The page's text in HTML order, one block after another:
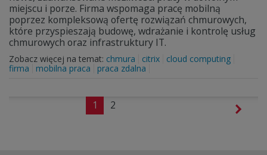
miejscu i porze. Firma wspomaga pracę mobilną
poprzez kompleksową ofertę rozwiązań chmurowych,
które przyspieszają budowę, wdrażanie i kontrolę usług
chmurowych oraz infrastruktury IT.
Zobacz więcej na temat: chmura citrix
cloud computing
firma
mobilna praca praca zdalna
1 2